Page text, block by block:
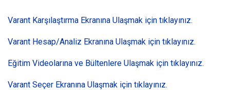
Varant Karşılaştırma Ekranına Ulaşmak için tıklayınız.
Varant Hesap/Analiz Ekranına Ulaşmak için tıklayınız.
Eğitim Videolarına ve Bültenlere Ulaşmak için tıklayınız.
Varant Seçer Ekranına Ulaşmak için tıklayınız.